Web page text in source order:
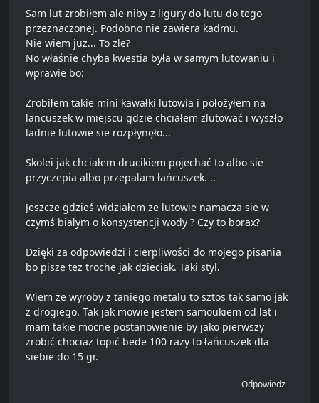
Sam lut zrobiłem ale niby z ligury do lutu do tego
przeznaczonej. Podobno nie zawiera kadmu.
Nie wiem juz... To zle?
No właśnie chyba kwestia była w samym lutowaniu i
wprawie bo:
Zrobiłem takie mini kawałki lutowia i położyłem na
lancuszek w miejscu gdzie chciałem zlutować i wyszło
ladnie lutowie sie rozpłynęło...
Skolei jak chciałem drucikiem pojechać to albo sie
przyczepia albo przepalam łańcuszek. ..
Jeszcze gdzieś widziałem ze lutowie namacza sie w
czymś białym o konsystencji wody ? Czy to borax?
Dzięki za odpowiedzi i cierpliwości do mojego pisania
bo pisze tez troche jak dzieciak. Taki styl.
Wiem że wyroby z taniego metalu to sztos tak samo jak
z drogiego. Tak jak mowie jestem samoukiem od lat i
mam takie mocne postanowienie by jako pierwszy
zrobić chociaz topić bede 100 razy to łańcuszek dla
siebie do 15 gr.
Odpowiedz